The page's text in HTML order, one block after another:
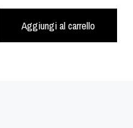
Aggiungi al carrello